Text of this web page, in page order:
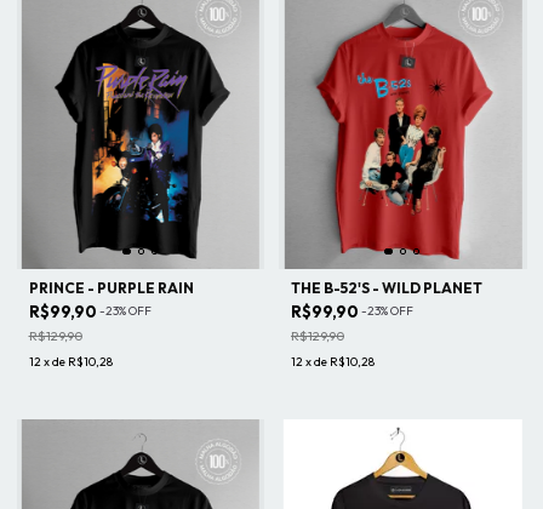
PRINCE - PURPLE RAIN
R$99,90 -23%OFF
R$129,90
12xde R$10,28
THE B-52'S - WILD PLANET
R$99,90 -23%OFF
R$129,90
12xde R$10,28